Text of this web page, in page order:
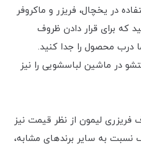
در یخچال، فریزر و ماکروفر
که برای قرار دادن ظروف
درب محصول را جدا کنید.
در ماشین لباسشویی را نیز
فریزری لیمون از نظر قیمت نیز
به سایر برندهای مشابه،